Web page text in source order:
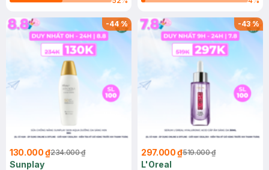
-44%
130.000 ₫234.000 ₫
Sunplay
-43%
297.000 ₫519.000 ₫
L'Oreal